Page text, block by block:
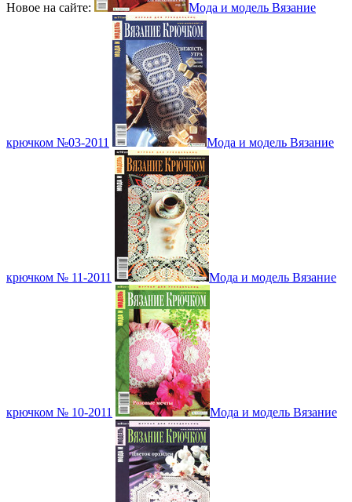
Новое на сайте: Мода и модель Вязание
крючком №03-2011 Мода и модель Вязание
крючком № 11-2011 Мода и модель Вязание
крючком № 10-2011 Мода и модель Вязание